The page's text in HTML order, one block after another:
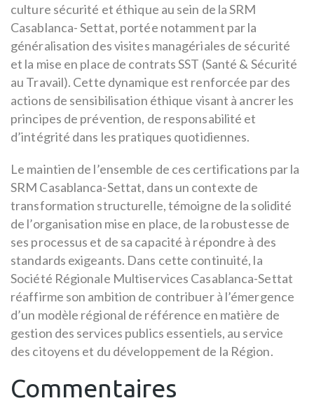
culture sécurité et éthique au sein de la SRM
Casablanca- Settat, portée notamment par la
généralisation des visites managériales de sécurité
et la mise en place de contrats SST (Santé & Sécurité
au Travail). Cette dynamique est renforcée par des
actions de sensibilisation éthique visant à ancrer les
principes de prévention, de responsabilité et
d’intégrité dans les pratiques quotidiennes.
Le maintien de l’ensemble de ces certifications par la
SRM Casablanca-Settat, dans un contexte de
transformation structurelle, témoigne de la solidité
de l’organisation mise en place, de la robustesse de
ses processus et de sa capacité à répondre à des
standards exigeants. Dans cette continuité, la
Société Régionale Multiservices Casablanca-Settat
réaffirme son ambition de contribuer à l’émergence
d’un modèle régional de référence en matière de
gestion des services publics essentiels, au service
des citoyens et du développement de la Région.
Commentaires